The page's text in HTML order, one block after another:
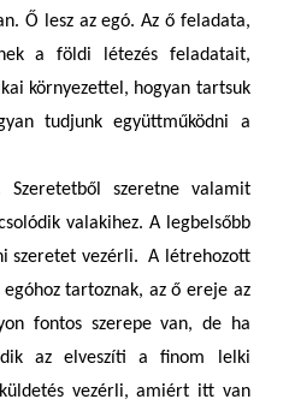
Ő lesz az egó. Az ő feladata,
a földi létezés feladatait,
környezettel, hogyan tartsuk
tudjunk együttműködni a
szeretne valamit
valakihez. A legbelsőbb
szeretet vezérli. A létrehozott
tartoznak, az ő ereje az
fontos szerepe van, de ha
az elveszíti a finom lelki
vezérli, amiért itt van